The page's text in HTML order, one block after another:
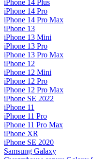
iPhone 14 Plus
iPhone 14 Pro
iPhone 14 Pro Max
iPhone 13
iPhone 13 Mini
iPhone 13 Pro
iPhone 13 Pro Max
iPhone 12
iPhone 12 Mini
iPhone 12 Pro
iPhone 12 Pro Max
iPhone SE 2022
iPhone 11
iPhone 11 Pro
iPhone 11 Pro Max
iPhone XR
iPhone SE 2020
Samsung Galaxy